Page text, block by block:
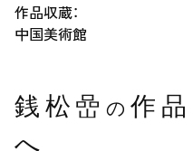
作品収蔵：
中国美術館
銭松嵒 の作品
へ